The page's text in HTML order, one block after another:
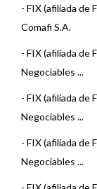
- FIX (afiliada de
Comafi S.A.
- FIX (afiliada de
Negociables ...
- FIX (afiliada de
Negociables ...
- FIX (afiliada de
Negociables ...